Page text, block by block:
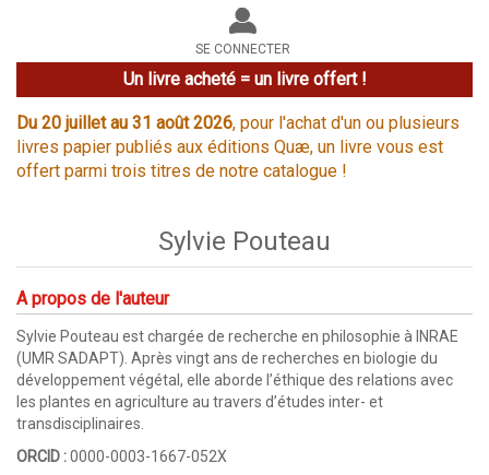
le
site
SE CONNECTER
Un livre acheté = un livre offert !
Du 20 juillet au 31 août 2026, pour l'achat d'un ou plusieurs
livres papier publiés aux éditions Quæ, un livre vous est
offert parmi trois titres de notre catalogue !
Sylvie Pouteau
A propos de l'auteur
Sylvie Pouteau est chargée de recherche en philosophie à INRAE
(UMR SADAPT). Après vingt ans de recherches en biologie du
développement végétal, elle aborde l’éthique des relations avec
les plantes en agriculture au travers d’études inter- et
transdisciplinaires.
ORCID :0000-0003-1667-052X